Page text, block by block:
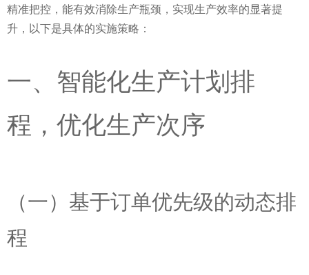
精准把控，能有效消除生产瓶颈，实现生产效率的显著提
升，以下是具体的实施策略：
一、智能化生产计划排
程，优化生产次序
（一）基于订单优先级的动态排
程